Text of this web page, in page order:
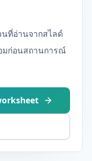
ที่อ่านจากสไลด์
มก่อนสถานการณ์